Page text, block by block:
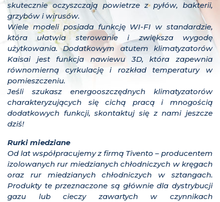
skutecznie oczyszczają powietrze z pyłów, bakterii,
grzybów i wirusów.
Wiele modeli posiada funkcję WI-FI w standardzie,
która ułatwia sterowanie i zwiększa wygodę
użytkowania. Dodatkowym atutem klimatyzatorów
Kaisai jest funkcja nawiewu 3D, która zapewnia
równomierną cyrkulację i rozkład temperatury w
pomieszczeniu.
Jeśli szukasz energooszczędnych klimatyzatorów
charakteryzujących się cichą pracą i mnogością
dodatkowych funkcji, skontaktuj się z nami jeszcze
dziś!
Rurki miedziane
Od lat współpracujemy z firmą Tivento – producentem
izolowanych rur miedzianych chłodniczych w kręgach
oraz rur miedzianych chłodniczych w sztangach.
Produkty te przeznaczone są głównie dla dystrybucji
gazu lub cieczy zawartych w czynnikach